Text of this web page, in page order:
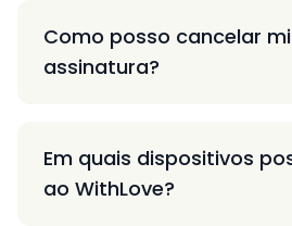
Como posso cancelar
assinatura?
Em quais dispositivos
ao WithLove?